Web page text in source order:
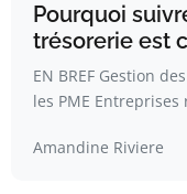
Pourquoi
trésorerie est
EN BREF Gestion
les PME
Amandine Riviere